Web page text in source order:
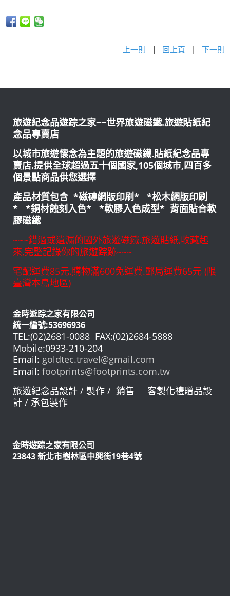
上一則 | 回上頁 | 下一則
旅遊紀念品遊踪之家~~世界旅遊磁鐵.旅遊貼紙紀
念品專賣店
以城市旅遊懷念為主題的旅遊磁鐵.貼紙紀念品專
賣店.提供全球超過五十個國家,105個城市,四百多
個景點商品供您選擇
產品材質包含 *磁磚網版印刷* *松木網版印刷
* *銅材蝕刻入色* *軟膠入色成型* 背面貼合軟
膠磁鐵
~~~錯過或遺漏的國外旅遊磁鐵.旅遊貼紙,收藏起
來,完整記錄你的旅遊踪跡~~~
宅配運費85元.購物滿600免運費.郵局運費65元 (限
臺灣本島地區)
金時遊踪之家有限公司
統一編號:53696936
TEL:(02)2681-0088 FAX:(02)2684-5888
Mobile:0933-210-204
Email: goldtec.travel@gmail.com
Email: footprints@footprints.com.tw
旅遊紀念品設計 / 製作 / 銷售 客製化禮贈品設
計 / 承包製作
金時遊踪之家有限公司
23843 新北市樹林區中興街19巷4號